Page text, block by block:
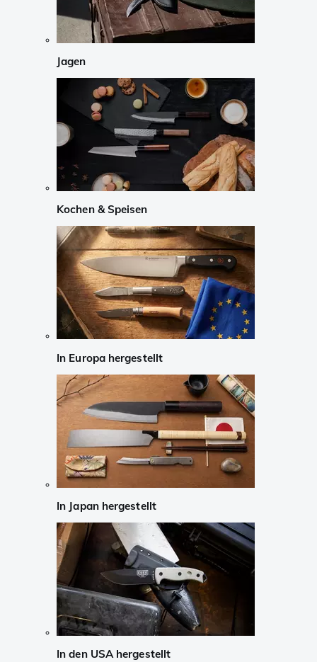
Jagen
Kochen & Speisen
In Europa hergestellt
In Japan hergestellt
In den USA hergestellt